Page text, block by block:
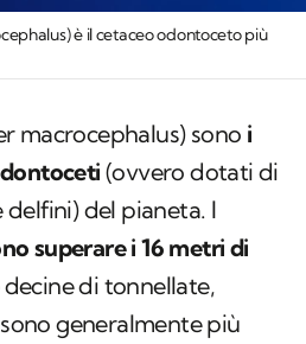
) è il cetaceo odontoceto più
macrocephalus) sono i
(ovvero dotati di
del pianeta. I
superare i 16 metri di
decine di tonnellate,
generalmente più